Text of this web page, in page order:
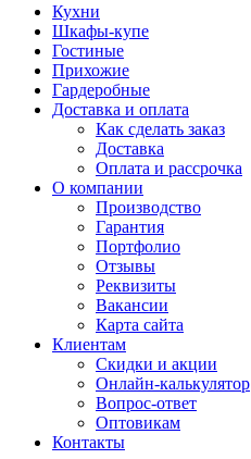
Кухни
Шкафы-купе
Гостиные
Прихожие
Гардеробные
Доставка и оплата
Как сделать заказ
Доставка
Оплата и рассрочка
О компании
Производство
Гарантия
Портфолио
Отзывы
Реквизиты
Вакансии
Карта сайта
Клиентам
Скидки и акции
Онлайн-калькулятор
Вопрос-ответ
Оптовикам
Контакты